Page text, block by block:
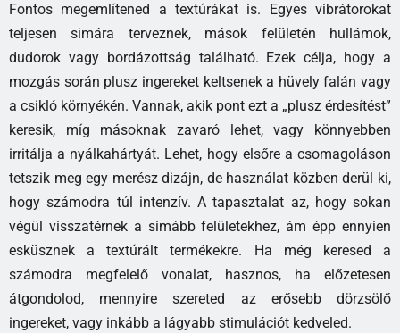
Fontos megemlítened a textúrákat is. Egyes vibrátorokat
teljesen simára terveznek, mások felületén hullámok,
dudorok vagy bordázottság található. Ezek célja, hogy a
mozgás során plusz ingereket keltsenek a hüvely falán vagy
a csikló környékén. Vannak, akik pont ezt a „plusz érdesítést”
keresik, míg másoknak zavaró lehet, vagy könnyebben
irritálja a nyálkahártyát. Lehet, hogy elsőre a csomagoláson
tetszik meg egy merész dizájn, de használat közben derül ki,
hogy számodra túl intenzív. A tapasztalat az, hogy sokan
végül visszatérnek a simább felületekhez, ám épp ennyien
esküsznek a textúrált termékekre. Ha még keresed a
számodra megfelelő vonalat, hasznos, ha előzetesen
átgondolod, mennyire szereted az erősebb dörzsölő
ingereket, vagy inkább a lágyabb stimulációt kedveled.